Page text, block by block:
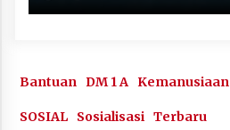
Bantuan DM 1 A Kemanusiaan
SOSIAL Sosialisasi Terbaru